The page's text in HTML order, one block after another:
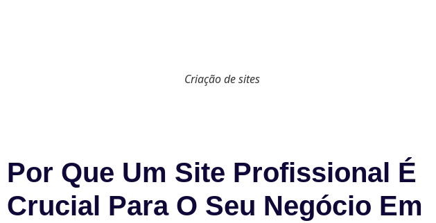
Criação de sites
Por Que Um Site Profissional É
Crucial Para O Seu Negócio Em